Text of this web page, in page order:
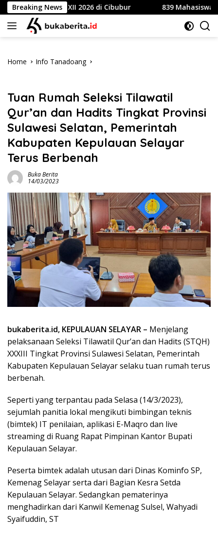
Skip
to
content
Breaking News
XII 2026 di Cibubur 839 Mahasiswa
Home Info Tanadoang
Tuan Rumah Seleksi Tilawatil
Qur’an dan Hadits Tingkat Provinsi
Sulawesi Selatan, Pemerintah
Kabupaten Kepulauan Selayar
Terus Berbenah
Buka Berita
14/03/2023
bukaberita.id, KEPULAUAN SELAYAR – Menjelang
pelaksanaan Seleksi Tilawatil Qur’an dan Hadits (STQH)
XXXIII Tingkat Provinsi Sulawesi Selatan, Pemerintah
Kabupaten Kepulauan Selayar selaku tuan rumah terus
berbenah.
Seperti yang terpantau pada Selasa (14/3/2023),
sejumlah panitia lokal mengikuti bimbingan teknis
(bimtek) IT penilaian, aplikasi E-Maqro dan live
streaming di Ruang Rapat Pimpinan Kantor Bupati
Kepulauan Selayar.
Peserta bimtek adalah utusan dari Dinas Kominfo SP,
Kemenag Selayar serta dari Bagian Kesra Setda
Kepulauan Selayar. Sedangkan pematerinya
menghadirkan dari Kanwil Kemenag Sulsel, Wahyadi
Syaifuddin, ST